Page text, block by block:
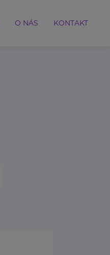
O NÁS KONTAKT